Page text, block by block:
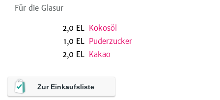
Für die Glasur
2,0 EL Kokosöl
1,0 EL Puderzucker
2,0 EL Kakao
Zur Einkaufsliste